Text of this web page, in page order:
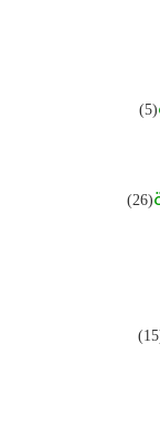
(5)
(26)